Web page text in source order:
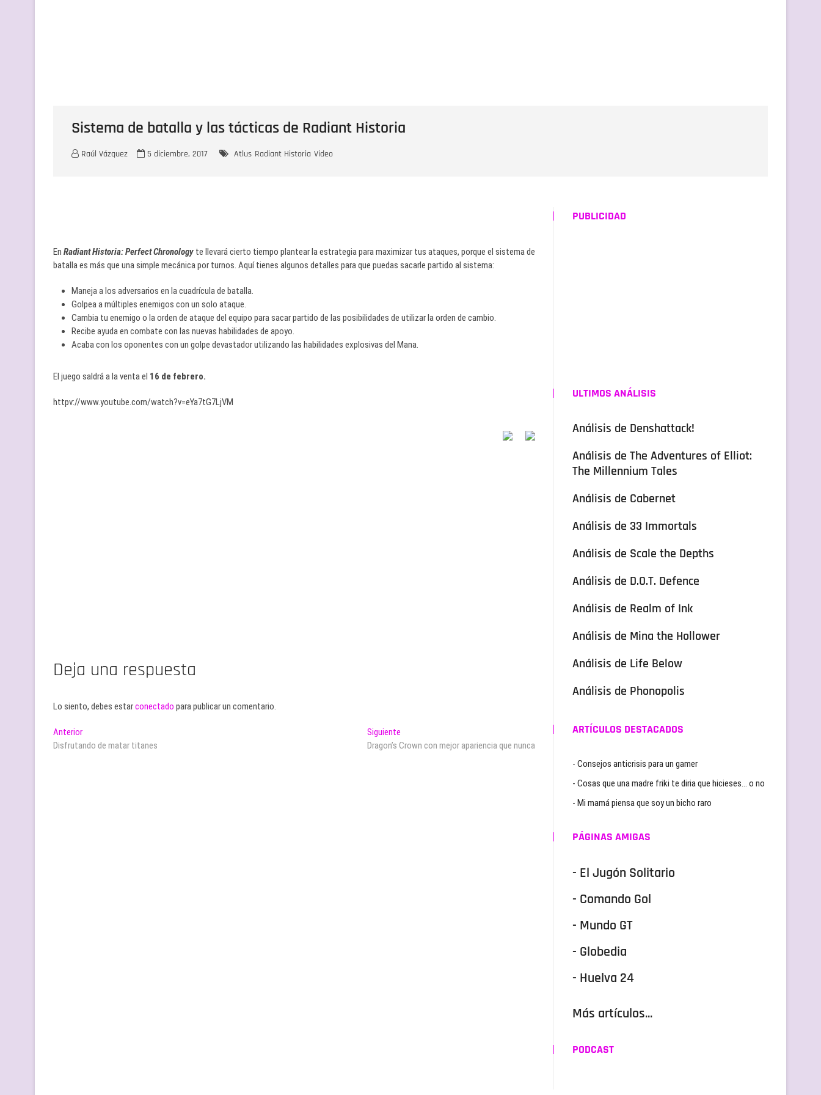
Sistema de batalla y las tácticas de Radiant Historia
Raúl Vázquez 5 diciembre, 2017 Atlus Radiant Historia Video
En Radiant Historia: Perfect Chronology te llevará cierto tiempo plantear la estrategia para maximizar tus ataques, porque el sistema de
batalla es más que una simple mecánica por turnos. Aquí tienes algunos detalles para que puedas sacarle partido al sistema:
Maneja a los adversarios en la cuadrícula de batalla.
Golpea a múltiples enemigos con un solo ataque.
Cambia tu enemigo o la orden de ataque del equipo para sacar partido de las posibilidades de utilizar la orden de cambio.
Recibe ayuda en combate con las nuevas habilidades de apoyo.
Acaba con los oponentes con un golpe devastador utilizando las habilidades explosivas del Mana.
El juego saldrá a la venta el 16 de febrero.
httpv://www.youtube.com/watch?v=eYa7tG7LjVM
Deja una respuesta
Lo siento, debes estarconectado para publicar un comentario.
Navegación
de
AnteriorEntrada
anterior:
Disfrutando de matar titanes
Siguiente
siguiente:
Dragon’s Crown con mejor apariencia que nunca
PUBLICIDAD
ULTIMOS ANÁLISIS
Análisis de Denshattack!
Análisis de The Adventures of Elliot:
The Millennium Tales
Análisis de Cabernet
Análisis de 33 Immortals
Análisis de Scale the Depths
Análisis de D.O.T. Defence
Análisis de Realm of Ink
Análisis de Mina the Hollower
Análisis de Life Below
Análisis de Phonopolis
ARTÍCULOS DESTACADOS
- Consejos anticrisis para un gamer
- Cosas que una madre friki te diria que hicieses… o no
- Mi mamá piensa que soy un bicho raro
PÁGINAS AMIGAS
- El Jugón Solitario
- Comando Gol
- Mundo GT
- Globedia
- Huelva 24
Más artículos...
PODCAST